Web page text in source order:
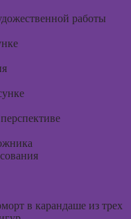
работы
в карандаше из трех